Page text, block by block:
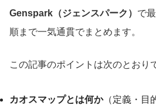
Genspark（ジェンスパーク） で
順まで一気通貫でまとめます。
この記事のポイントは次のとおり
カオスマップとは何か（定義・目